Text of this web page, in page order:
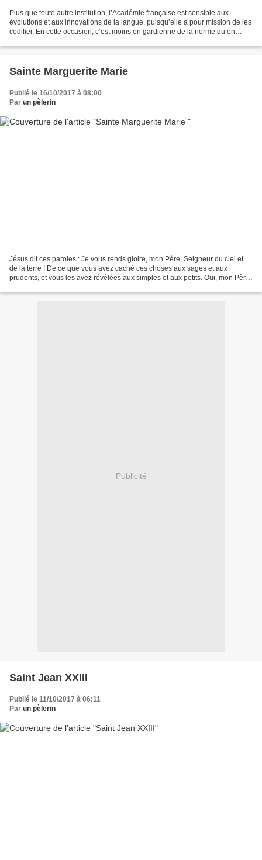
Plus que toute autre institution, l’Académie française est sensible aux
évolutions et aux innovations de la langue, puisqu’elle a pour mission de les
codifier. En cette occasion, c’est moins en gardienne de la norme qu’en
Sainte Marguerite Marie
Publié le 16/10/2017 à 08:00
Par un pèlerin
Jésus dit ces paroles : Je vous rends gloire, mon Père, Seigneur du ciel et
de la terre ! De ce que vous avez caché ces choses aux sages et aux
prudents, et vous les avez révélées aux simples et aux petits. Oui, mon Père
Publicité
Saint Jean XXIII
Publié le 11/10/2017 à 06:11
Par un pèlerin